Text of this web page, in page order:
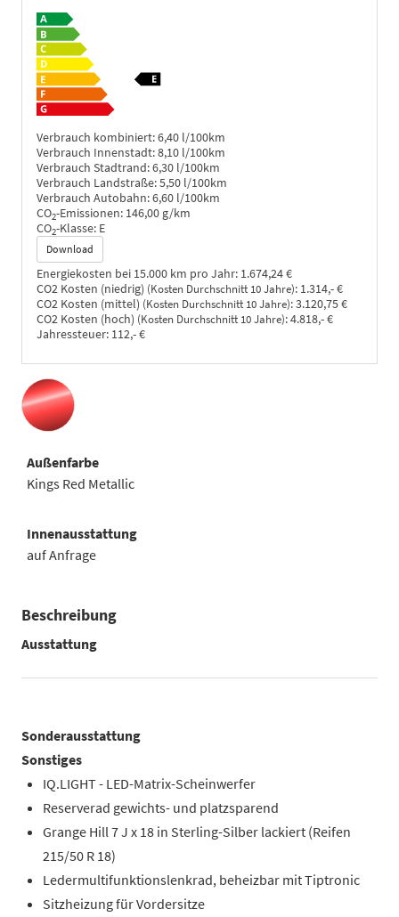
Verbrauch kombiniert:6,40 l/100km
Verbrauch Innenstadt:8,10 l/100km
Verbrauch Stadtrand:6,30 l/100km
Verbrauch Landstraße:5,50 l/100km
Verbrauch Autobahn:6,60 l/100km
CO2-Emissionen: 146,00 g/km
CO2-Klasse: E
Download
Energiekosten bei 15.000 km pro Jahr: 1.674,24 €
CO2 Kosten (niedrig) (Kosten Durchschnitt 10 Jahre): 1.314,- €
CO2 Kosten (mittel) (Kosten Durchschnitt 10 Jahre):3.120,75 €
CO2 Kosten (hoch) (Kosten Durchschnitt 10 Jahre):4.818,- €
Jahressteuer: 112,- €
Außenfarbe
Kings Red Metallic
Innenausstattung
auf Anfrage
Beschreibung
Ausstattung
Sonderausstattung
Sonstiges
IQ.LIGHT - LED-Matrix-Scheinwerfer
Reserverad gewichts- und platzsparend
Grange Hill 7 J x 18 in Sterling-Silber lackiert (Reifen
215/50 R 18)
Ledermultifunktionslenkrad, beheizbar mit Tiptronic
Sitzheizung für Vordersitze